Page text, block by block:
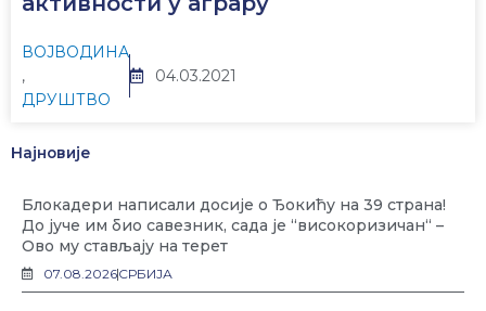
ВОЈВОДИНА
,
ДРУШТВО
04.03.2021
Најновије
Блокадери написали досије о Ђокићу на 39 страна!
До јуче им био савезник, сада је “високоризичан“ –
Ово му стављају на терет
07.08.2026СРБИЈА